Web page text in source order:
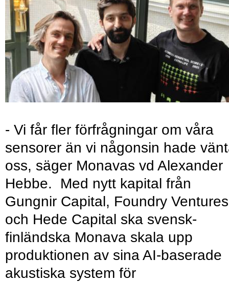
- Vi får fler förfrågningar om våra
sensorer än vi någonsin hade
oss, säger Monavas vd Alexander
Hebbe. Med nytt kapital från
Gungnir Capital, Foundry Ventures
och Hede Capital ska svensk-
finländska Monava skala upp
produktionen av sina AI-baserade
akustiska system för